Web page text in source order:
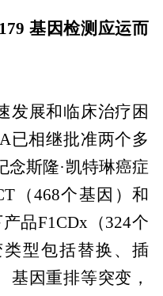
基因检测应运而
发展和临床治疗困
已相继批准两个多
念斯隆·凯特琳癌症
（468个基因）和
品F1CDx（324个
型包括替换、插
基因重排等突变，